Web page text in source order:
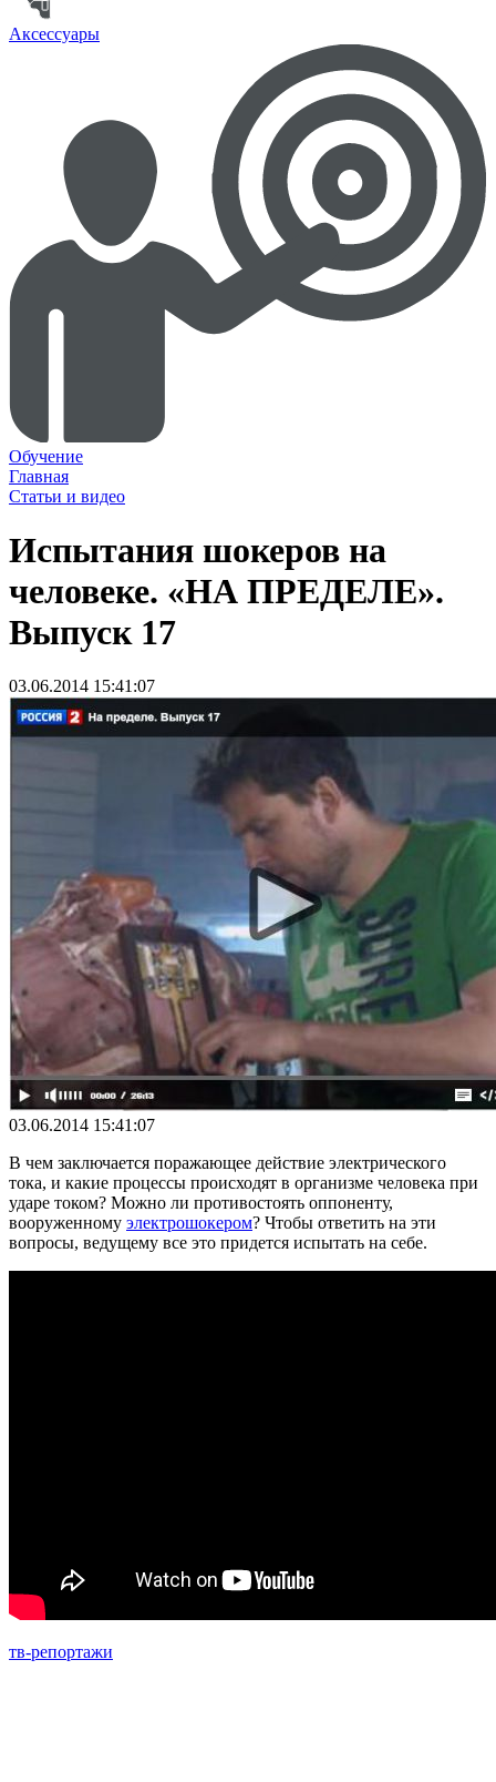
Аксессуары
Обучение
Главная
Статьи и видео
Испытания шокеров на
человеке. «НА ПРЕДЕЛЕ».
Выпуск 17
03.06.2014 15:41:07
03.06.2014 15:41:07
В чем заключается поражающее действие электрического
тока, и какие процессы происходят в организме человека при
ударе током? Можно ли противостоять оппоненту,
вооруженному электрошокером? Чтобы ответить на эти
вопросы, ведущему все это придется испытать на себе.
тв-репортажи